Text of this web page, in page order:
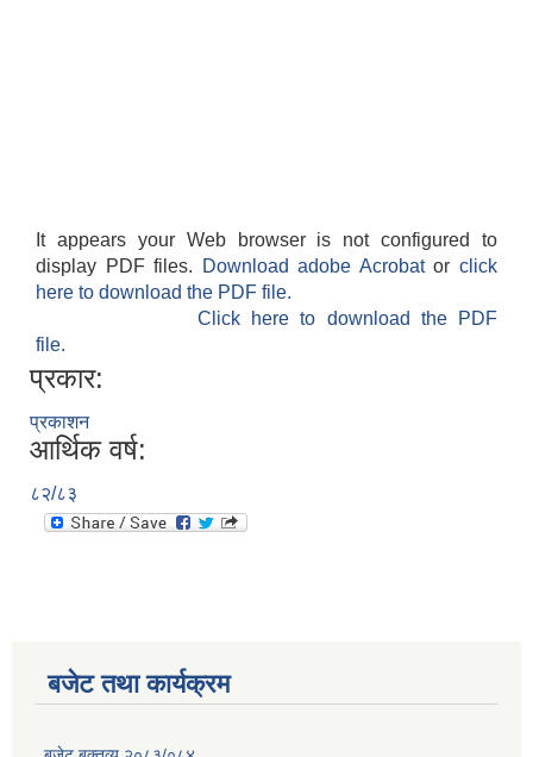
It appears your Web browser is not configured to
display PDF files.
Download adobe Acrobatorclick
here to download the PDF file.
Click here to download the PDF
file.
प्रकार:
प्रकाशन
आर्थिक वर्ष:
८२/८३
बजेट तथा कार्यक्रम